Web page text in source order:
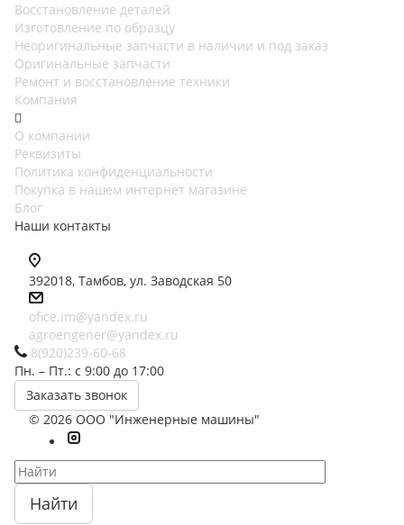
Восстановление деталей
Изготовление по образцу
Неоригинальные запчасти в наличии и под заказ
Оригинальные запчасти
Ремонт и восстановление техники
Компания
О компании
Реквизиты
Политика конфиденциальности
Покупка в нашем интернет магазине
Блог
Наши контакты
392018, Тамбов, ул. Заводская 50
ofice.im@yandex.ru
agroengener@yandex.ru
8(920)239-60-68
Пн. – Пт.: с 9:00 до 17:00
Заказать звонок
© 2026 ООО "Инженерные машины"
Найти